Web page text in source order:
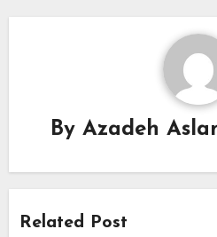
By Azadeh
Related Post